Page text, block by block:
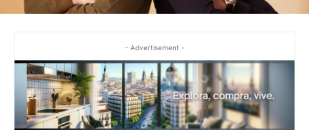
- Advertisement -